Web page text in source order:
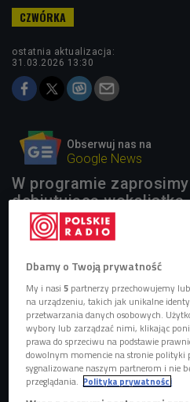
ostatnia aktualizacja:
31.03.2026 13:30
Obserwuj nas na
Google News
W programie
debiutującą
morphe.x, czyli Martą
też o wielkanocnych
Dbamy o Twoją prywatność
My i nasi5 partnerzy przechowujemy
na urządzeniu, takich jak unikalne
przetwarzania danych osobowych.
wybory lub zarządzać nimi, klikając
prawa do sprzeciwu na podstawie
dowolnym momencie na stronie polityki
sygnalizowane naszym partnerom i nie
przeglądania. Polityka prywatności